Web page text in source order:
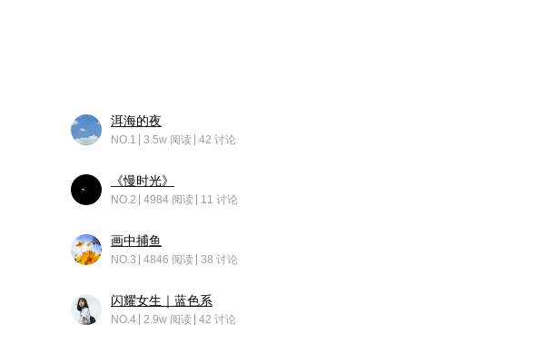
洱海的夜
NO.1 3.5w 阅读 42 讨论
《慢时光》
NO.2 4984 阅读 11 讨论
画中捕鱼
NO.3 4846 阅读 38 讨论
闪耀女生｜蓝色系
NO.4 2.9w 阅读 42 讨论